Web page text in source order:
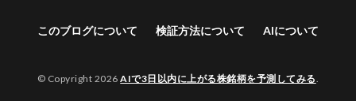
このブログについて 検証方法について AIについて
© Copyright 2026AIで3日以内に上がる株銘柄を予測してみる.